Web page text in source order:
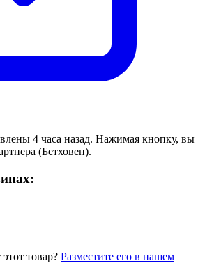
4 часа назад. Нажимая кнопку, вы
(Бетховен).
товар? Разместите его в нашем